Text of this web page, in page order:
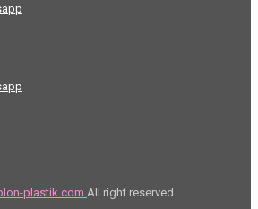
plastik.com All right reserved